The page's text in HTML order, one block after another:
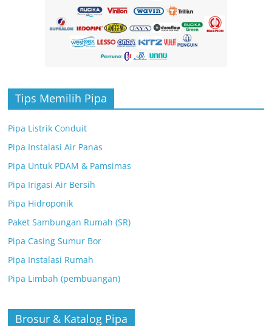
Tips Memilih Pipa
Pipa Listrik Conduit
Pipa Instalasi Air Panas
Pipa Untuk PDAM & Pamsimas
Pipa Irigasi Air Bersih
Pipa Hidroponik
Paket Sambungan Rumah (SR)
Pipa Casing Sumur Bor
Pipa Instalasi Rumah
Pipa Limbah (pembuangan)
Brosur & Katalog Pipa